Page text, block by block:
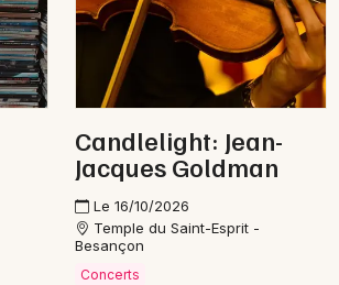
Candlelight: Jean-
Jacques Goldman
Le 16/10/2026
Temple du Saint-Esprit -
Besançon
Concerts